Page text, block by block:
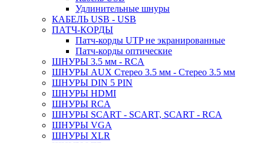
Удлинительные шнуры
КАБЕЛЬ USB - USB
ПАТЧ-КОРДЫ
Патч-корды UTP не экранированные
Патч-корды оптические
ШНУРЫ 3.5 мм - RCA
ШНУРЫ AUX Стерео 3.5 мм - Стерео 3.5 мм
ШНУРЫ DIN 5 PIN
ШНУРЫ HDMI
ШНУРЫ RCA
ШНУРЫ SCART - SCART, SCART - RCA
ШНУРЫ VGA
ШНУРЫ XLR